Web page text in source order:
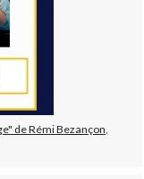
de Rémi Bezançon,